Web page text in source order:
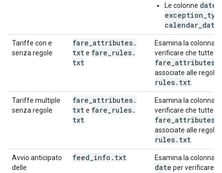
Le colonne date
Tariffe con e
senza regole
fare attributes.
txte fare rules.
txt
Esamina la colonna
verificare che tutte
fare attributes
associate alle regole
rules. txt
Tariffe multiple
senza regole
fare attributes.
txte fare rules.
txt
Esamina la colonna
verificare che tutte
fare attributes
associate alle regole
rules. txt
Avvio anticipato
delle
feed info . txt Esamina la colonna
date per verificare